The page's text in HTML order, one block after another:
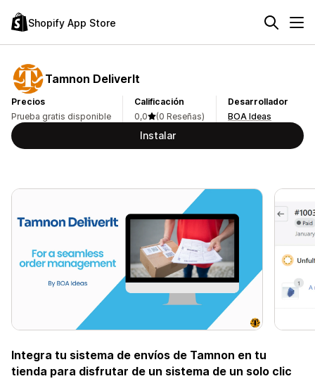
Shopify App Store
Tamnon DeliverIt
Precios
Prueba gratis disponible
Calificación
0,0
(0 Reseñas)
Desarrollador
BOA Ideas
Instalar
Integra tu sistema de envíos de Tamnon en tu
tienda para disfrutar de un sistema de un solo clic